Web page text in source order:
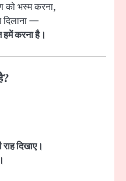
को भस्म करना,
दिलाना —
करना है।
दिखाए।